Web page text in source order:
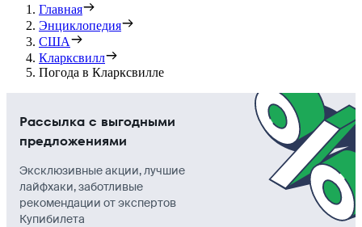
Главная
Энциклопедия
США
Кларксвилл
Погода в Кларксвилле
Рассылка с выгодными
предложениями
Эксклюзивные акции, лучшие
лайфхаки, заботливые
рекомендации от экспертов
Купибилета